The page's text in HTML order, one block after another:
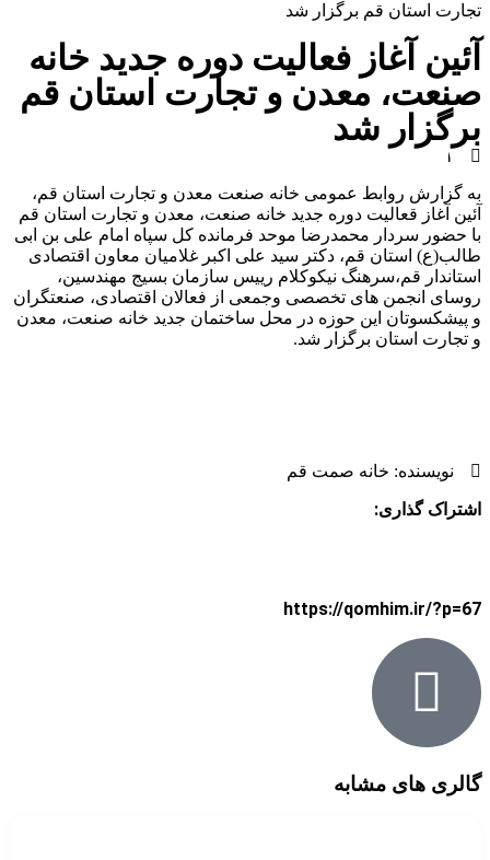
تجارت استان قم برگزار شد
آئین آغاز فعالیت دوره جدید خانه
صنعت، معدن و تجارت استان قم
برگزار شد
۱
۰
۲
-
۱
۱
-
۲
۵
به گزارش روابط عمومی خانه صنعت معدن و تجارت استان قم،
آئین آغاز قعالیت دوره جدید خانه صنعت، معدن و تجارت استان قم
با حضور سردار محمدرضا موحد فرمانده کل سپاه امام علی بن ابی
طالب(ع) استان قم، دکتر سید علی اکبر غلامیان معاون اقتصادی
استاندار قم،سرهنگ نیکوکلام رییس سازمان بسیج مهندسین،
روسای انجمن های تخصصی وجمعی از فعالان اقتصادی، صنعتگران
و پیشکسوتان این حوزه در محل ساختمان جدید خانه صنعت، معدن
و تجارت استان برگزار شد.
نویسنده: خانه صمت قم
اشتراک گذاری:
https://qomhim.ir/?p=67
گالری های مشابه